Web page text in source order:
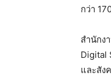
กว่า
สำนักง
Digital
และสัง